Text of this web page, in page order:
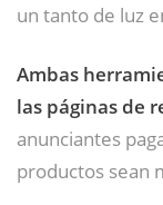
un tanto de luz
Ambas
las páginas de
anunciantes
productos sean